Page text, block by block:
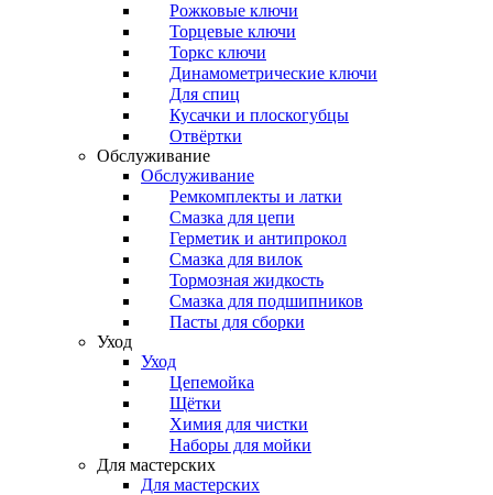
Рожковые ключи
Торцевые ключи
Торкс ключи
Динамометрические ключи
Для спиц
Кусачки и плоскогубцы
Отвёртки
Обслуживание
Обслуживание
Ремкомплекты и латки
Смазка для цепи
Герметик и антипрокол
Смазка для вилок
Тормозная жидкость
Смазка для подшипников
Пасты для сборки
Уход
Уход
Цепемойка
Щётки
Химия для чистки
Наборы для мойки
Для мастерских
Для мастерских